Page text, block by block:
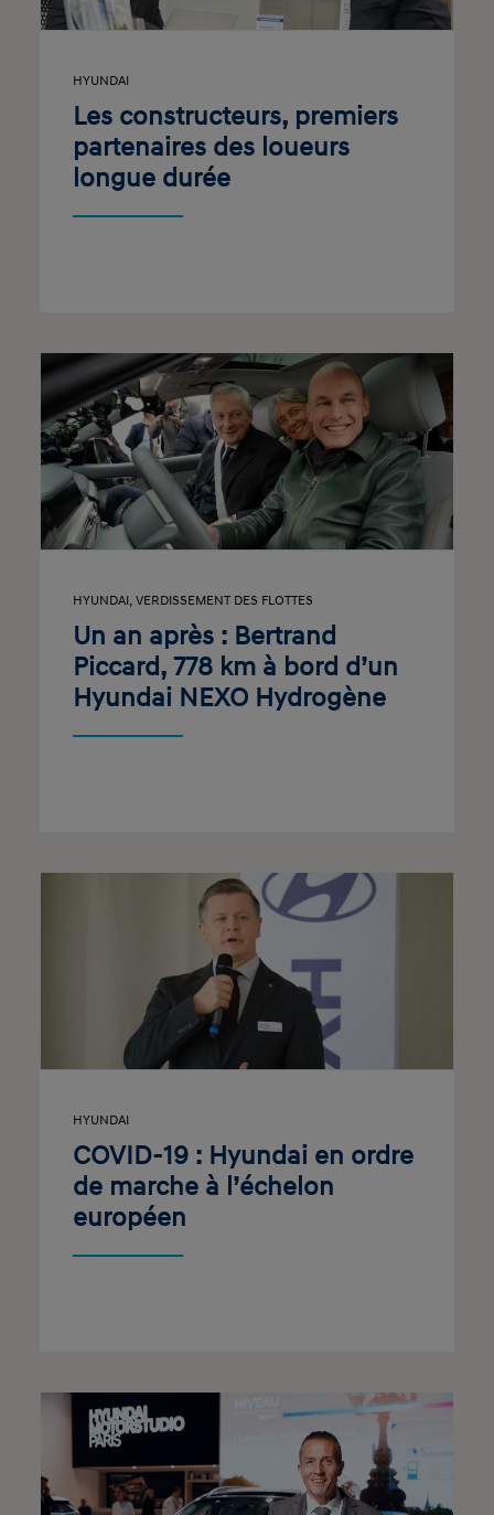
HYUNDAI
Les constructeurs, premiers
partenaires des loueurs
longue durée
HYUNDAI , VERDISSEMENT DES FLOTTES
Un an après : Bertrand
Piccard, 778 km à bord d’un
Hyundai NEXO Hydrogène
HYUNDAI
COVID-19 : Hyundai en ordre
de marche à l’échelon
européen